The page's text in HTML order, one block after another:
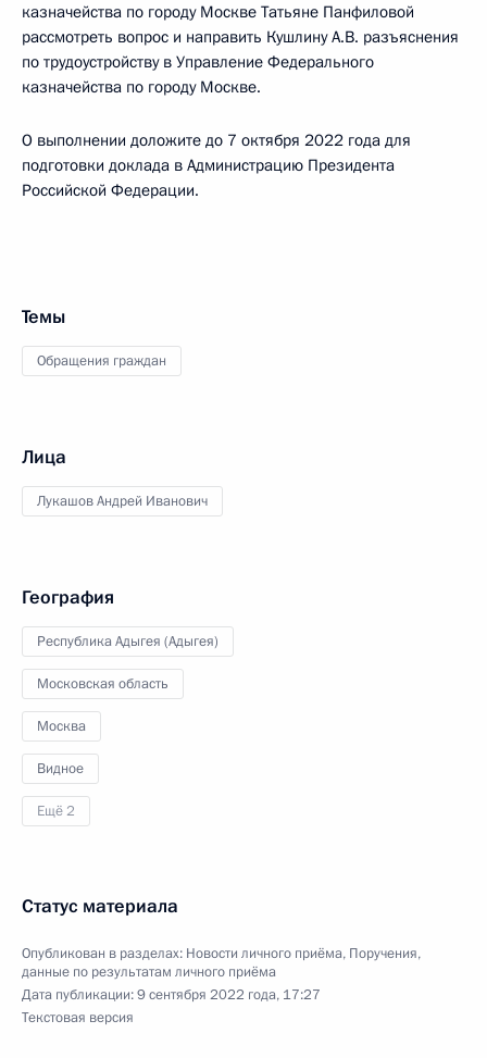
казначейства по городу Москве Татьяне Панфиловой
рассмотреть вопрос и направить Кушлину А.В. разъяснения
по трудоустройству в Управление Федерального
казначейства по городу Москве.
О выполнении доложите до 7 октября 2022 года для
подготовки доклада в Администрацию Президента
Российской Федерации.
Темы
Обращения граждан
Лица
Лукашов Андрей Иванович
География
Республика Адыгея (Адыгея)
Московская область
Москва
Видное
Ещё 2
Статус материала
Опубликован в разделах: Новости личного приёма, Поручения,
данные по результатам личного приёма
Дата публикации:9 сентября 2022 года, 17:27
Текстовая версия